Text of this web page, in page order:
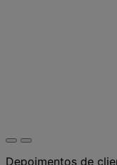
Depoimentos de